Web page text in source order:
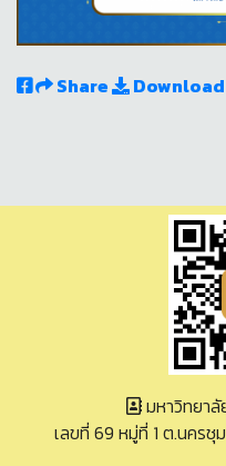
Share Download
มหาวิทยา
เลขที่ 69 หมู่ที่ 1 ต.นคร